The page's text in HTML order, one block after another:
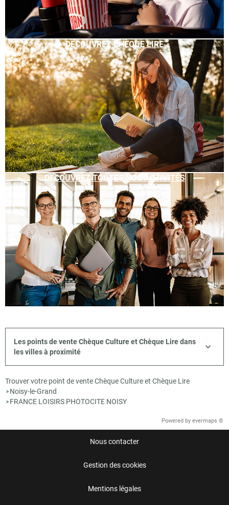
DÉCOUVREZ CHÈQUE LIRE
DÉCOUVREZ TOUTES NOS ACTIVITÉS
Les points de vente Chèque Culture et Chèque Lire dans
les villes à proximité
Trouver votre point de vente Chèque Culture et Chèque Lire
> Noisy-le-Grand
> FRANCE LOISIRS PHOTOCITE NOISY
Powered by evermaps ©
Nous contacter
Gestion des cookies
Mentions légales